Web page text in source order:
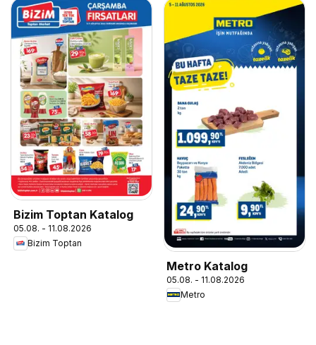
Bizim Toptan Katalog
05.08. - 11.08.2026
Bizim Toptan
Metro Katalog
05.08. - 11.08.2026
Metro